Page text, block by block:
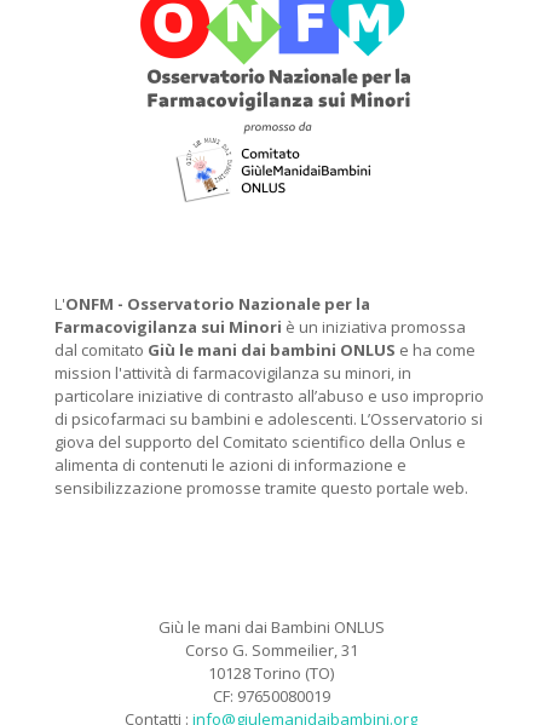
L'ONFM - Osservatorio Nazionale per la
Farmacovigilanza sui Minori è un iniziativa promossa
dal comitato Giù le mani dai bambini ONLUS e ha come
mission l'attività di farmacovigilanza su minori, in
particolare iniziative di contrasto all’abuso e uso improprio
di psicofarmaci su bambini e adolescenti. L’Osservatorio si
giova del supporto del Comitato scientifico della Onlus e
alimenta di contenuti le azioni di informazione e
sensibilizzazione promosse tramite questo portale web.
Giù le mani dai Bambini ONLUS
Corso G. Sommeilier, 31
10128 Torino (TO)
CF: 97650080019
Contatti : info@giulemanidaibambini.org